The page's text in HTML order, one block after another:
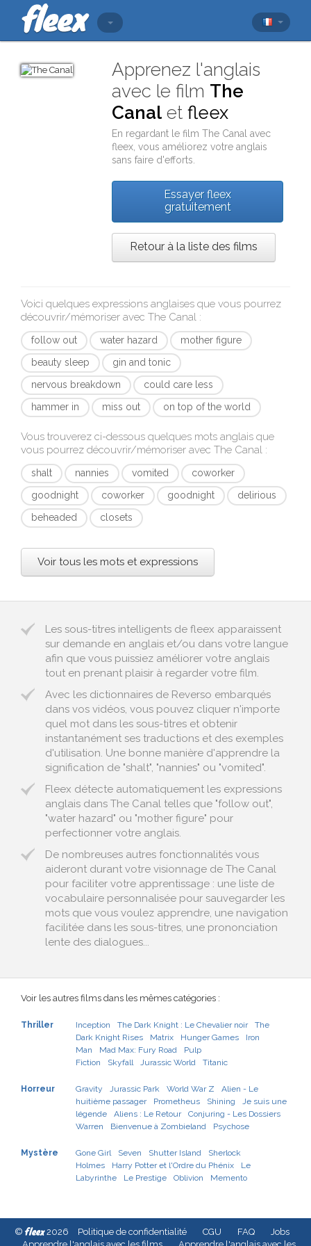
Apprenez l'anglais
avec le film The
Canal etfleex
En regardant le filmThe Canal avec
fleex , vous améliorez votre anglais
sans faire d'efforts.
Essayer fleex
gratuitement
Retour à la liste des films
Voici quelques expressions anglaises que vous pourrez
découvrir/mémoriser avec The Canal :
follow out water hazard
mother figure
beauty sleep
gin and tonic
nervous breakdown
could care less
hammer in
miss out on top of the world
Vous trouverez ci-dessous quelques mots anglais que
vous pourrez découvrir/mémoriser avec The Canal :
shalt nannies vomited
coworker
goodnight
coworker goodnight
delirious
beheaded
closets
Voir tous les mots et expressions
Les sous-titres intelligents de fleex apparaissent
sur demande en anglais et/ou dans votre langue
afin que vous puissiez améliorer votre anglais
tout en prenant plaisir à regarder votre film.
Avec les dictionnaires de Reverso embarqués
dans vos vidéos, vous pouvez cliquer n'importe
quel mot dans les sous-titres et obtenir
instantanément ses traductions et des exemples
d'utilisation. Une bonne manière d'apprendre la
signification de "shalt", "nannies" ou "vomited".
Fleex détecte automatiquement les expressions
anglais dans The Canal telles que "follow out",
"water hazard" ou "mother figure" pour
perfectionner votre anglais.
De nombreuses autres fonctionnalités vous
aideront durant votre visionnage de The Canal
pour faciliter votre apprentissage : une liste de
vocabulaire personnalisée pour sauvegarder les
mots que vous voulez apprendre, une navigation
facilitée dans les sous-titres, une prononciation
lente des dialogues...
Voir les autres films dans les mêmes catégories :
Thriller Inception The Dark Knight : Le Chevalier noir
The
Dark Knight Rises
Matrix Hunger Games
Iron
Man
Mad Max: Fury Road
Pulp
Fiction
Skyfall Jurassic World Titanic
Horreur Gravity Jurassic Park World War Z
Alien - Le
huitième passager
Prometheus Shining
Je suis une
légende
Aliens : Le Retour
Conjuring - Les Dossiers
Warren
Bienvenue à Zombieland Psychose
Mystère Gone Girl Seven Shutter Island
Sherlock
Holmes
Harry Potter et l'Ordre du Phénix
Le
Labyrinthe
Le Prestige Oblivion Memento
© fleex2026 Politique de confidentialité CGU FAQ
Jobs